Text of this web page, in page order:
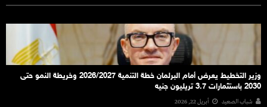
وزير التخطيط يعرض أمام البرلمان خطة التنمية 2026/2027 وخريطة النمو حتى
2030 باستثمارات 3.7 تريليون جنيه
شباب الصعيد أبريل 22, 2026